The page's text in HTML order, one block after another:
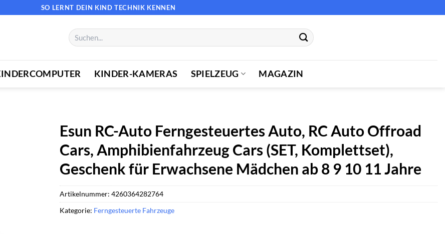
SO LERNT DEIN KIND TECHNIK KENNEN
Suchen
nach:
KINDER-KAMERAS SPIELZEUG MAGAZIN
Esun RC-Auto Ferngesteuertes Auto, RC Auto Offroad
Cars, Amphibienfahrzeug Cars (SET, Komplettset),
Geschenk für Erwachsene Mädchen ab 8 9 10 11 Jahre
Artikelnummer: 4260364282764
Kategorie: Ferngesteuerte Fahrzeuge